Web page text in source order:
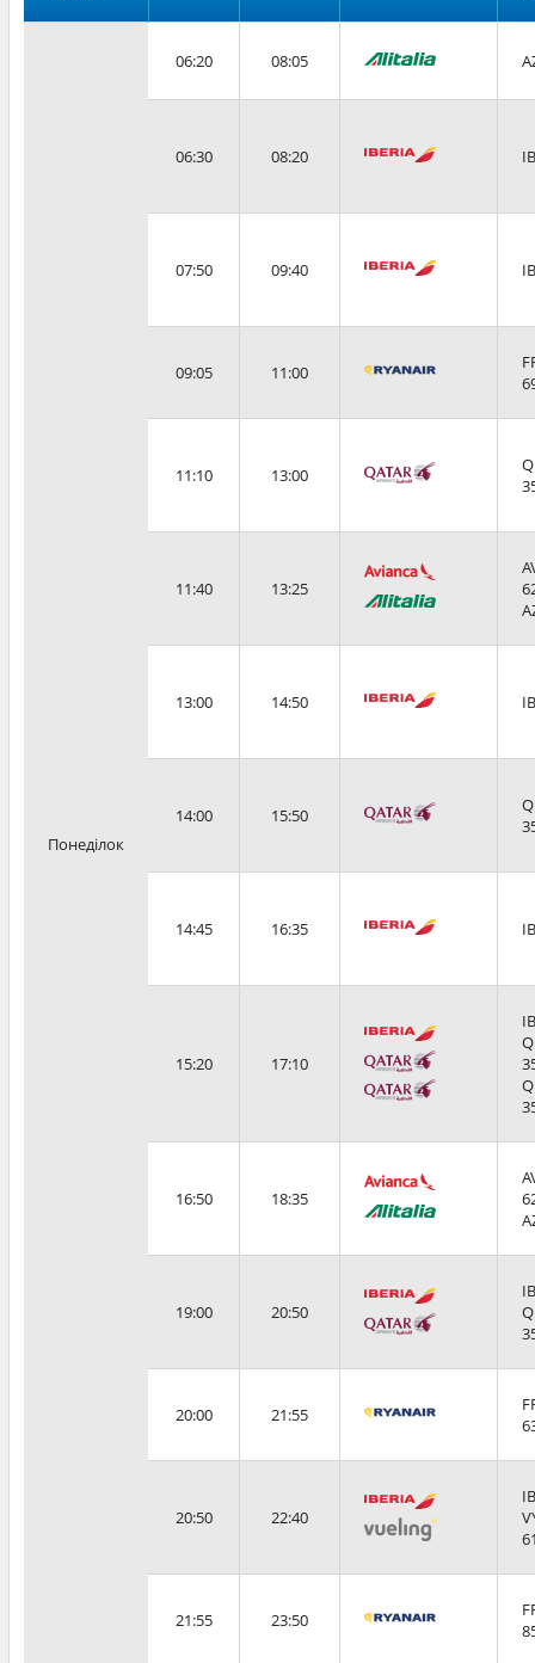
Понеділок
06:20 08:05
06:30 08:20
07:50 09:40
09:05 11:00
11:10 13:00
11:40 13:25
13:00 14:50
14:00 15:50
14:45 16:35
15:20 17:10
16:50 18:35
19:00 20:50
20:00 21:55
20:50 22:40
21:55 23:50